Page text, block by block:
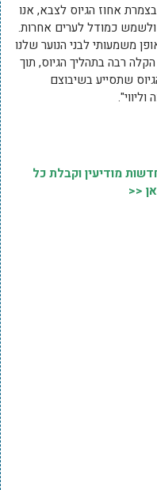
אחוז הגיוס לצבא, אנו
ולשמש כמודל לערים אחרות.
משמעותי לבני הנוער שלנו
רבה בתהליך הגיוס, תוך
שתסייע בשיבוצם
מודיעין וקבלת כל
<<